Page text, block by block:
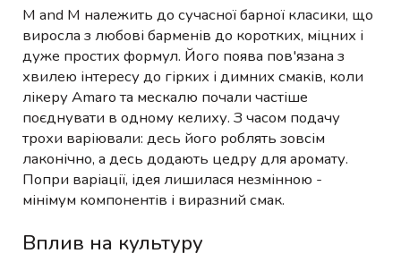
M and M належить до сучасної барної класики, що
виросла з любові барменів до коротких, міцних і
дуже простих формул. Його поява пов'язана з
хвилею інтересу до гірких і димних смаків, коли
лікеру Amaro та мескалю почали частіше
поєднувати в одному келиху. З часом подачу
трохи варіювали: десь його роблять зовсім
лаконічно, а десь додають цедру для аромату.
Попри варіації, ідея лишилася незмінною -
мінімум компонентів і виразний смак.
Вплив на культуру